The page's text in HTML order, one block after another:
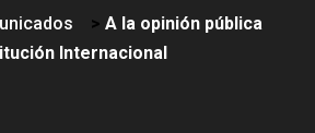
> A la opinión pública
Internacional